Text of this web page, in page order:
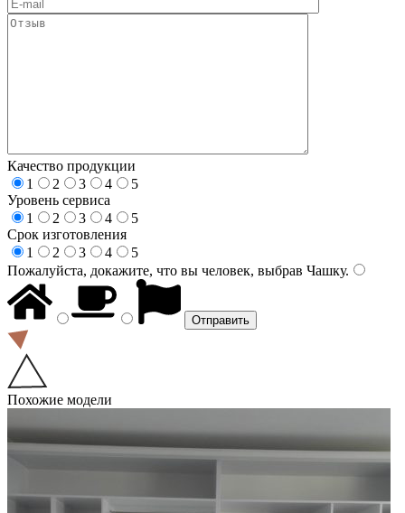
Качество продукции
1
2 3 4
5
Уровень сервиса
1
2 3 4
5
Срок изготовления
1
2 3 4
5
Пожалуйста, докажите, что вы человек, выбрав Чашку.
Похожие модели